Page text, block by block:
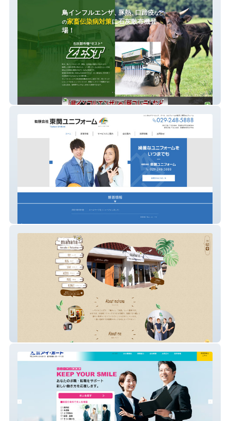
石灰散布機“ゼスト”
東関ユニフォーム